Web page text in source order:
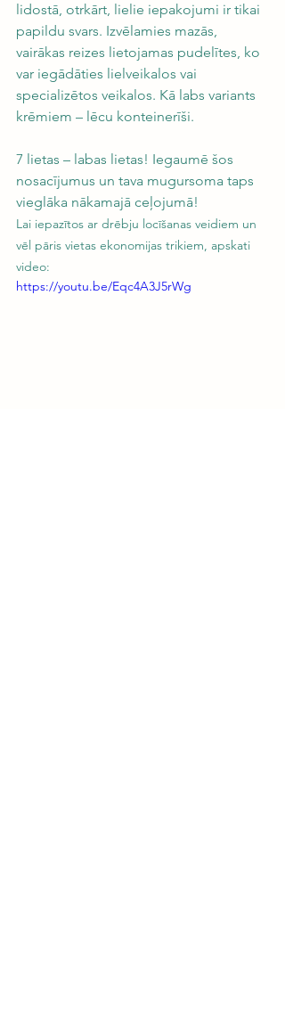
lidostā, otrkārt, lielie iepakojumi ir tikai
papildu svars. Izvēlamies mazās,
vairākas reizes lietojamas pudelītes, ko
var iegādāties lielveikalos vai
specializētos veikalos. Kā labs variants
krēmiem – lēcu konteinerīši.
7 lietas – labas lietas! Iegaumē šos
nosacījumus un tava mugursoma taps
vieglāka nākamajā ceļojumā!
Lai iepazītos ar drēbju locīšanas veidiem un
vēl pāris vietas ekonomijas trikiem, apskati
video:
https://youtu.be/Eqc4A3J5rWg